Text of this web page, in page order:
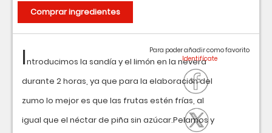
Introducimos la sandía y el limón en la nevera
durante 2 horas, ya que para la elaboración del
zumo lo mejor es que las frutas estén frías, al
igual que el néctar de piña sin azúcar.Pelamos y
Para poder añadir como favorito
Comprar ingredientes